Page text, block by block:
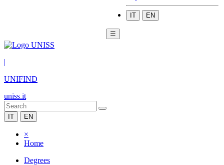
IT EN
☰
|
UNIFIND
uniss.it
IT EN
×
Home
Degrees